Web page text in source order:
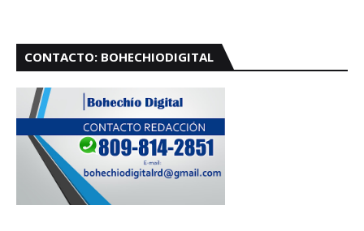
CONTACTO: BOHECHIODIGITAL